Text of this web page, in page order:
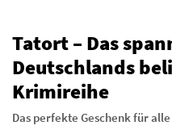
Tatort – Das
Deutschlands
Krimireihe
Das perfekte Geschenk für